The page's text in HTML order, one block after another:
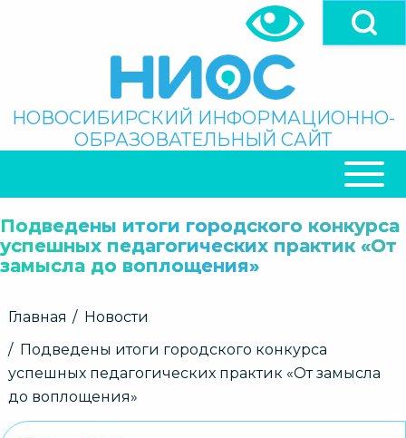
Поиск
НОВОСИБИРСКИЙ ИНФОРМАЦИОННО-
ОБРАЗОВАТЕЛЬНЫЙ САЙТ
НАВИГАЦИЯ
Подведены итоги городского конкурса
успешных педагогических практик «От
замысла до воплощения»
Строка
Главная
Новости
Подведены итоги городского конкурса
успешных педагогических практик «От замысла
до воплощения»